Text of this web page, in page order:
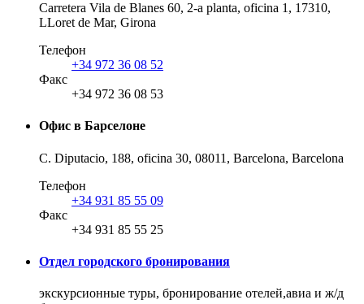
Carretera Vila de Blanes 60, 2-a planta, oficina 1, 17310,
LLoret de Mar, Girona
Телефон
+34 972 36 08 52
Факс
+34 972 36 08 53
Офис в Барселоне
C. Diputacio, 188, oficina 30, 08011, Barcelona, Barcelona
Телефон
+34 931 85 55 09
Факс
+34 931 85 55 25
Отдел городского бронирования
экскурсионные туры, бронирование отелей,авиа и ж/д